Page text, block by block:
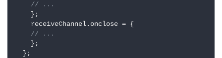
// ...
    };
    receiveChannel.
onclose = {
// ...
    };
  };